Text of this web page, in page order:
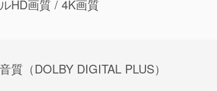
HD画質 / 4K画質
質（DOLBY DIGITAL PLUS）